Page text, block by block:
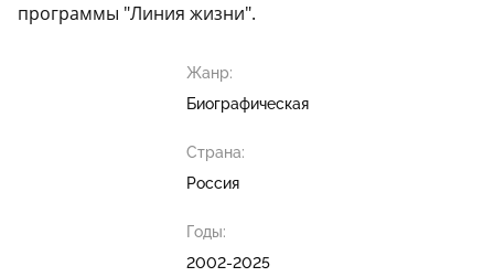
программы "Линия жизни".
Жанр:
Биографическая
Страна:
Россия
Годы:
2002-2025